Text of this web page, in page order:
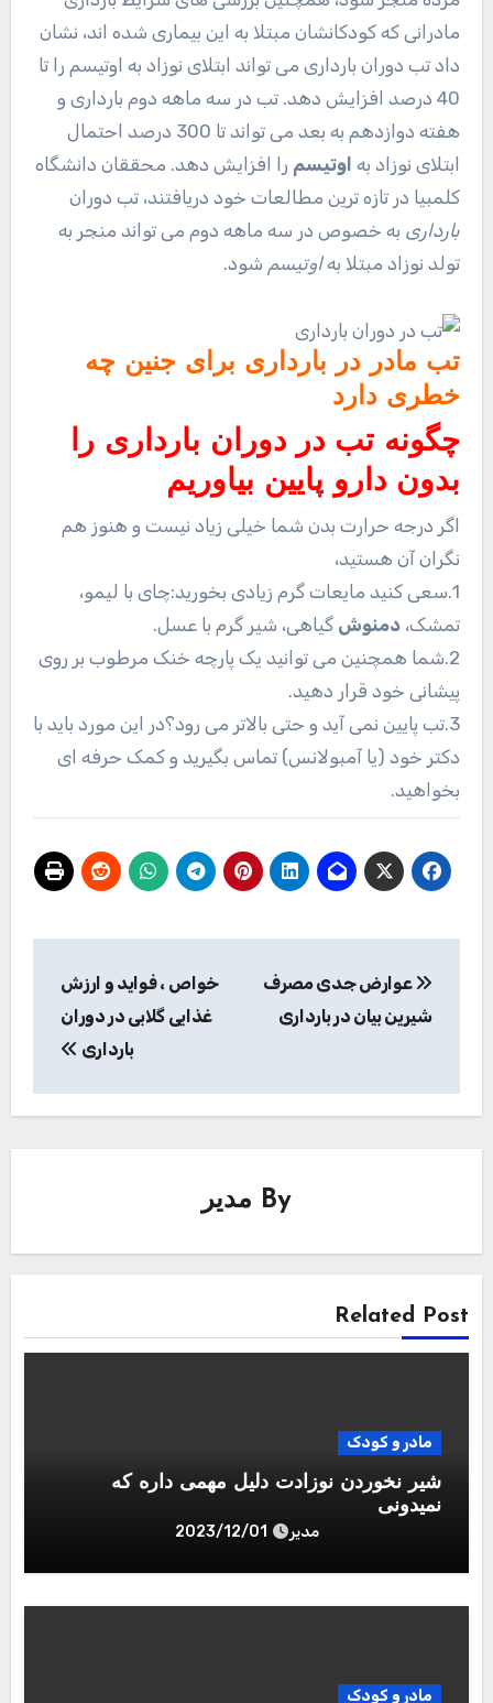
مادرانی که کودکانشان مبتلا به این بیماری شده اند، نشان
داد تب دوران بارداری می تواند ابتلای نوزاد به اوتیسم را تا
40 درصد افزایش دهد. تب در سه ماهه دوم بارداری و
هفته دوازدهم به بعد می تواند تا 300 درصد احتمال
ابتلای نوزاد به اوتیسم را افزایش دهد. محققان دانشگاه
کلمبیا در تازه ترین مطالعات خود دریافتند، تب دوران
بارداری به خصوص در سه ماهه دوم می تواند منجر به
تولد نوزاد مبتلا بهاوتیسم شود.
تب مادر در بارداری برای جنین چه
خطری دارد
چگونه تب در دوران بارداری را
بدون دارو پایین بیاوریم
اگر درجه حرارت بدن شما خیلی زیاد نیست و هنوز هم
نگران آن هستید،
1.سعی کنید مایعات گرم زیادی بخورید:چای با لیمو،
تمشک، دمنوش گیاهی، شیر گرم با عسل.
2.شما همچنین می توانید یک پارچه خنک مرطوب بر روی
پیشانی خود قرار دهید.
3.تب پایین نمی آید و حتی بالاتر می رود؟در این مورد باید با
دکتر خود (یا آمبولانس) تماس بگیرید و کمک حرفه ای
بخواهید.
نوشته
عوارض جدی مصرف
شیرین بیان در بارداری
خواص ، فواید و ارزش
غذایی گلابی در دوران
بارداری
By مدیر
Related Post
مادر و کودک
شیر نخوردن نوزادت دلیل مهمی داره که
نمیدونی
مدیر 2023/12/01
مادر و کودک